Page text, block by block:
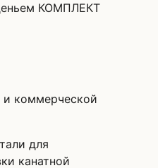
КОМПЛЕКТ
коммерческой
для
канатной